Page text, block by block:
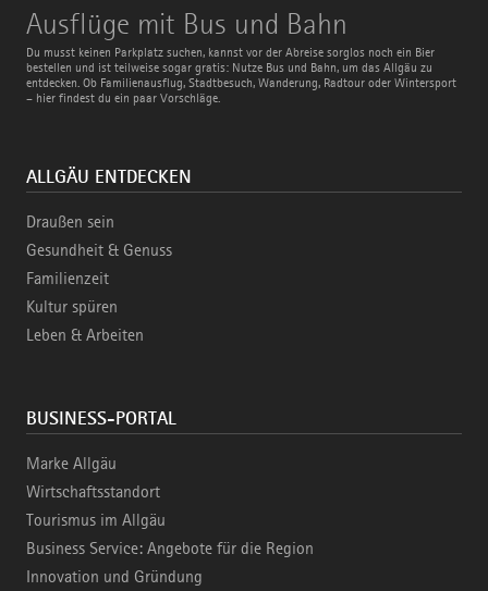
Ausflüge mit Bus und Bahn
Du musst keinen Parkplatz suchen, kannst vor der Abreise sorglos noch ein Bier
bestellen und ist teilweise sogar gratis: Nutze Bus und Bahn, um das Allgäu zu
entdecken. Ob Familienausflug, Stadtbesuch, Wanderung, Radtour oder Wintersport
– hier findest du ein paar Vorschläge.
Ausflüge
mit
Bus
und
Bahn
ALLGÄU ENTDECKEN
Draußen sein
Gesundheit & Genuss
Familienzeit
Kultur spüren
Leben & Arbeiten
BUSINESS-PORTAL
Marke Allgäu
Wirtschaftsstandort
Tourismus im Allgäu
Business Service: Angebote für die Region
Innovation und Gründung